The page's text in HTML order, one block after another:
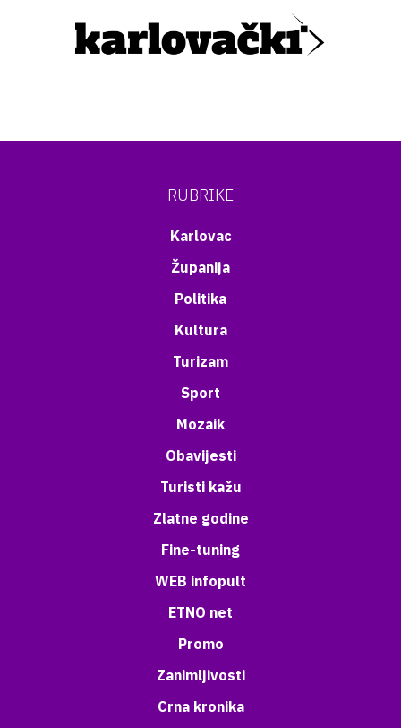
RUBRIKE
Karlovac
Županija
Politika
Kultura
Turizam
Sport
Mozaik
Obavijesti
Turisti kažu
Zlatne godine
Fine-tuning
WEB infopult
ETNO net
Promo
Zanimljivosti
Crna kronika